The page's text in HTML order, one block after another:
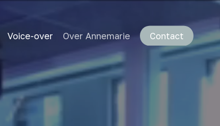
Voice-over Over Annemarie Contact